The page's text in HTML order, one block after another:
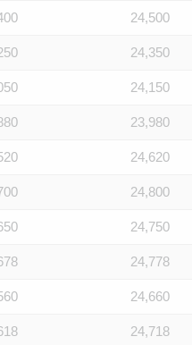
24,500
24,350
24,150
23,980
24,620
24,800
24,750
24,778
24,660
24,718